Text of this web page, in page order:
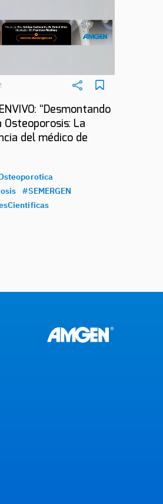
“Desmontando
Osteoporosis: La
del médico de
#SEMERGEN